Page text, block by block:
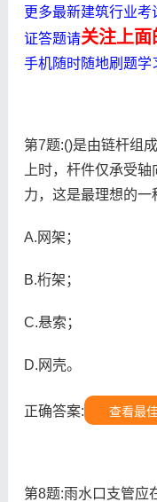
更多最新建筑行业
证答题请关注上面
手机随时随地刷题学
第7题:()是由链杆组
上时，杆件仅承受
力，这是最理想的一
A.网架；
B.桁架；
C.悬索；
D.网壳。
正确答案: 查看最
第8题:雨水口支管应